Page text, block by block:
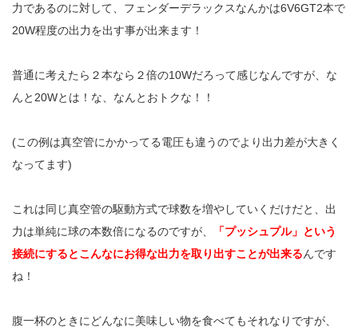
力であるのに対して、フェンダーデラックスなんかは6V6GT2本で
20W程度の出力を出す事が出来ます！
普通に考えたら２本なら２倍の10Wだろって感じなんですが、な
んと20Wとは！な、なんとおトクな！！
(この例は真空管にかかってる電圧も違うのでより出力差が大きく
なってます)
これは同じ真空管の駆動方式で球数を増やしていくだけだと、出
力は単純に球の本数倍になるのですが、
「プッシュプル」という
接続にするとこんなにお得な出力を取り出すことが出来るんです
ね！
腹一杯のときにどんなに美味しい物を食べてもそれなりですが、